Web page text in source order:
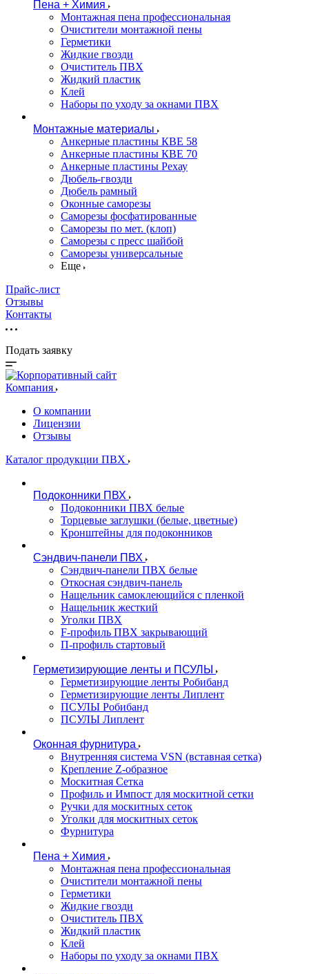
Пена + Химия
Монтажная пена профессиональная
Очистители монтажной пены
Герметики
Жидкие гвозди
Очиститель ПВХ
Жидкий пластик
Клей
Наборы по уходу за окнами ПВХ
Монтажные материалы
Анкерные пластины КВЕ 58
Анкерные пластины КВЕ 70
Анкерные пластины Рехау
Дюбель-гвозди
Дюбель рамный
Оконные саморезы
Саморезы фосфатированные
Саморезы по мет. (клоп)
Саморезы с пресс шайбой
Саморезы универсальные
Еще
Прайс-лист
Отзывы
Контакты
Подать заявку
Компания
О компании
Лицензии
Отзывы
Каталог продукции ПВХ
Подоконники ПВХ
Подоконники ПВХ белые
Торцевые заглушки (белые, цветные)
Кронштейны для подоконников
Сэндвич-панели ПВХ
Сэндвич-панели ПВХ белые
Откосная сэндвич-панель
Нащельник самоклеющийся с пленкой
Нащельник жесткий
Уголки ПВХ
F-профиль ПВХ закрывающий
П-профиль стартовый
Герметизирующие ленты и ПСУЛЫ
Герметизирующие ленты Робибанд
Герметизирующие ленты Липлент
ПСУЛЫ Робибанд
ПСУЛЫ Липлент
Оконная фурнитура
Внутренняя система VSN (вставная сетка)
Крепление Z-образное
Москитная Сетка
Профиль и Импост для москитной сетки
Ручки для москитных сеток
Уголки для москитных сеток
Фурнитура
Пена + Химия
Монтажная пена профессиональная
Очистители монтажной пены
Герметики
Жидкие гвозди
Очиститель ПВХ
Жидкий пластик
Клей
Наборы по уходу за окнами ПВХ